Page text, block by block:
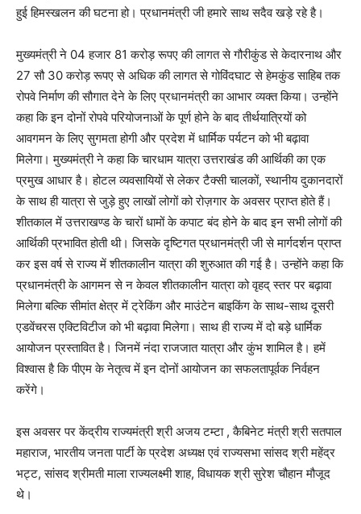
हुई हिमस्खलन की घटना हो। प्रधानमंत्री जी हमारे साथ सदैव खड़े रहे है।
मुख्यमंत्री ने 04 हजार 81 करोड़ रूपए की लागत से गौरीकुंड से केदारनाथ और
27 सौ 30 करोड़ रूपए से अधिक की लागत से गोविंदघाट से हेमकुंड साहिब तक
रोपवे निर्माण की सौगात देने के लिए प्रधानमंत्री का आभार व्यक्त किया। उन्होंने
कहा कि इन दोनों रोपवे परियोजनाओं के पूर्ण होने के बाद तीर्थयात्रियों को
आवगमन के लिए सुगमता होगी और प्रदेश में धार्मिक पर्यटन को भी बढ़ावा
मिलेगा। मुख्यमंत्री ने कहा कि चारधाम यात्रा उत्तराखंड की आर्थिकी का एक
प्रमुख आधार है। होटल व्यवसायियों से लेकर टैक्सी चालकों, स्थानीय दुकानदारों
के साथ ही यात्रा से जुड़े हुए लाखों लोगों को रोज़गार के अवसर प्राप्त होते हैं।
शीतकाल में उत्तराखण्ड के चारों धामों के कपाट बंद होने के बाद इन सभी लोगों की
आर्थिकी प्रभावित होती थी। जिसके दृष्टिगत प्रधानमंत्री जी से मार्गदर्शन प्राप्त
कर इस वर्ष से राज्य में शीतकालीन यात्रा की शुरुआत की गई है। उन्होंने कहा कि
प्रधानमंत्री के आगमन से न केवल शीतकालीन यात्रा को वृहद् स्तर पर बढ़ावा
मिलेगा बल्कि सीमांत क्षेत्र में ट्रेकिंग और माउंटेन बाइकिंग के साथ-साथ दूसरी
एडवेंचरस एक्टिविटीज को भी बढ़ावा मिलेगा। साथ ही राज्य में दो बड़े धार्मिक
आयोजन प्रस्तावित है। जिनमें नंदा राजजात यात्रा और कुंभ शामिल है। हमें
विश्वास है कि पीएम के नेतृत्व में इन दोनों आयोजन का सफलतापूर्वक निर्वहन
करेंगे।
इस अवसर पर केंद्रीय राज्यमंत्री श्री अजय टम्टा , कैबिनेट मंत्री श्री सतपाल
महाराज, भारतीय जनता पार्टी के प्रदेश अध्यक्ष एवं राज्यसभा सांसद श्री महेंद्र
भट्ट, सांसद श्रीमती माला राज्यलक्ष्मी शाह, विधायक श्री सुरेश चौहान मौजूद
थे।